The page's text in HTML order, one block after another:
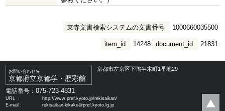
東寺文書検索システムの文書番号 1000660035500
document_id 21831
item_id 14248
お問い合わせ先
京都府立京都学・歴彩館
京都市左京区下鴨半木町1番地29
電話番号：075-723-4831
URL ：
http://www.pref.kyoto.jp/rekisaikan/
E-mail：
rekisaikan-kikaku@pref.kyoto.lg.jp